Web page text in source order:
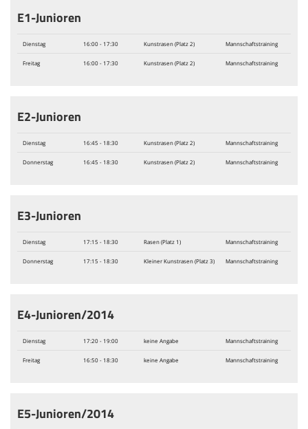
E1-Junioren
Dienstag 16:00 - 17:30 Kunstrasen (Platz 2) Mannschaftstraining
Freitag 16:00 - 17:30 Kunstrasen (Platz 2) Mannschaftstraining
E2-Junioren
Dienstag 16:45 - 18:30 Kunstrasen (Platz 2) Mannschaftstraining
Donnerstag 16:45 - 18:30 Kunstrasen (Platz 2) Mannschaftstraining
E3-Junioren
Dienstag 17:15 - 18:30 Rasen (Platz 1) Mannschaftstraining
Donnerstag 17:15 - 18:30 Kleiner Kunstrasen (Platz 3) Mannschaftstraining
E4-Junioren/2014
Dienstag 17:20 - 19:00 keine Angabe Mannschaftstraining
Freitag 16:50 - 18:30 keine Angabe Mannschaftstraining
E5-Junioren/2014